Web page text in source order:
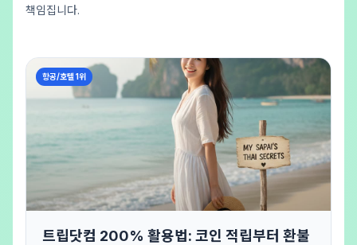
책임집니다.
항공/호텔 1위
트립닷컴 200% 활용법: 코인 적립부터 환불